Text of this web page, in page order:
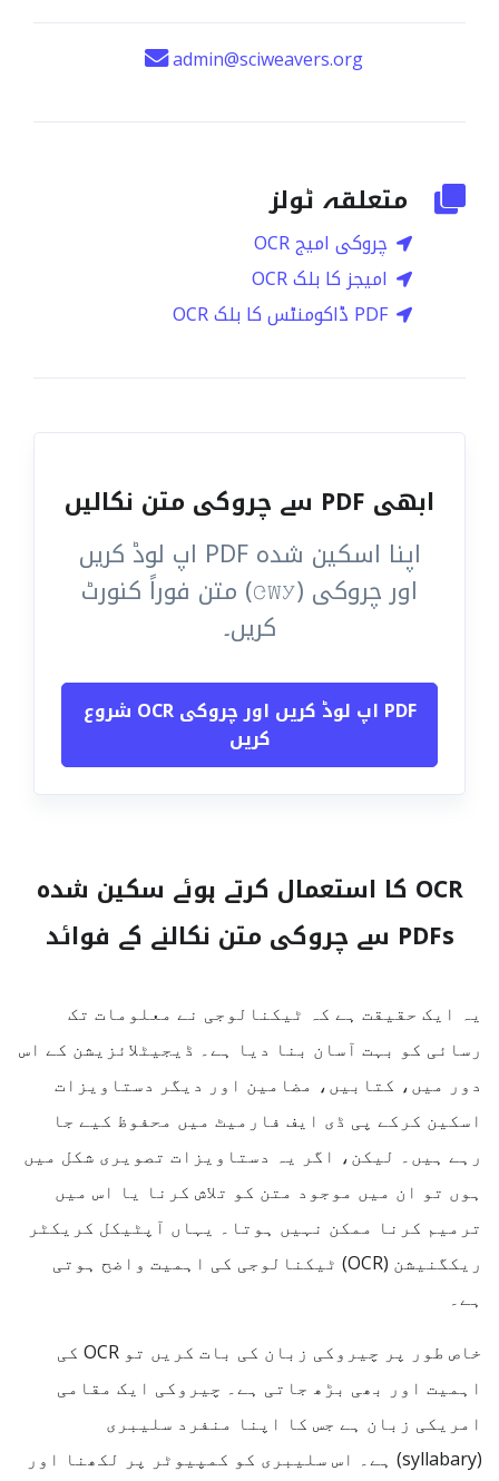
admin@sciweavers.org
متعلقہ ٹولز
چروکی امیج OCR
امیجز کا بلک OCR
PDF ڈاکومنٹس کا بلک OCR
ابھی PDF سے چروکی متن نکالیں
اپنا اسکین شدہ PDF اپ لوڈ کریں
اور چروکی (ᏣᎳᎩ) متن فوراً کنورٹ
کریں۔
PDF اپ لوڈ کریں اور چروکی OCR شروع
کریں
OCR کا استعمال کرتے ہوئے سکین شدہ
PDFs سے چروکی متن نکالنے کے فوائد
یہ ایک حقیقت ہے کہ ٹیکنالوجی نے معلومات تک
رسائی کو بہت آسان بنا دیا ہے۔ ڈیجیٹلائزیشن کے اس
دور میں، کتابیں، مضامین اور دیگر دستاویزات
اسکین کرکے پی ڈی ایف فارمیٹ میں محفوظ کیے جا
رہے ہیں۔ لیکن، اگر یہ دستاویزات تصویری شکل میں
ہوں تو ان میں موجود متن کو تلاش کرنا یا اس میں
ترمیم کرنا ممکن نہیں ہوتا۔ یہاں آپٹیکل کریکٹر
ریکگنیشن (OCR) ٹیکنالوجی کی اہمیت واضح ہوتی
ہے۔
خاص طور پر چیروکی زبان کی بات کریں تو OCR کی
اہمیت اور بھی بڑھ جاتی ہے۔ چیروکی ایک مقامی
امریکی زبان ہے جس کا اپنا منفرد سلیبری
(syllabary) ہے۔ اس سلیبری کو کمپیوٹر پر لکھنا اور